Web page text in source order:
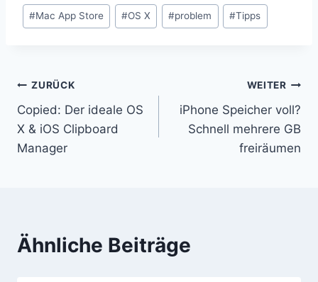
Schlagworte:
#Mac App Store #OS X #problem #Tipps
Beitragsnavigation
ZURÜCK
Copied: Der ideale OS
X & iOS Clipboard
Manager
WEITER
iPhone Speicher voll?
Schnell mehrere GB
freiräumen
Ähnliche Beiträge